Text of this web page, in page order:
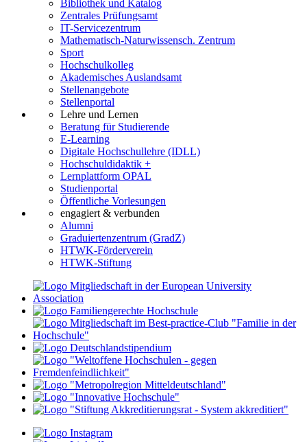
Bibliothek und Katalog
Zentrales Prüfungsamt
IT-Servicezentrum
Mathematisch-Naturwissensch. Zentrum
Sport
Hochschulkolleg
Akademisches Auslandsamt
Stellenangebote
Stellenportal
Lehre und Lernen
Beratung für Studierende
E-Learning
Digitale Hochschullehre (IDLL)
Hochschuldidaktik +
Lernplattform OPAL
Studienportal
Öffentliche Vorlesungen
engagiert & verbunden
Alumni
Graduiertenzentrum (GradZ)
HTWK-Förderverein
HTWK-Stiftung